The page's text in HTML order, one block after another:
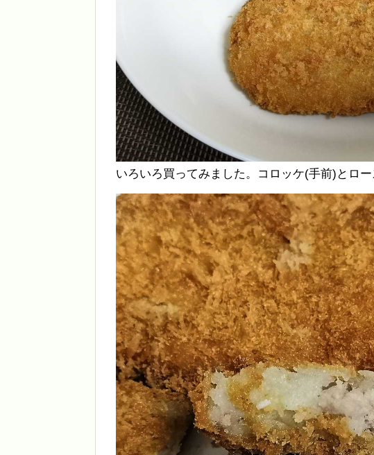
いろいろ買ってみました。コロッケ(手前)とロー